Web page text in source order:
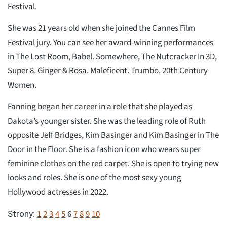
Festival.
She was 21 years old when she joined the Cannes Film
Festival jury. You can see her award-winning performances
in The Lost Room, Babel. Somewhere, The Nutcracker In 3D,
Super 8. Ginger & Rosa. Maleficent. Trumbo. 20th Century
Women.
Fanning began her career in a role that she played as
Dakota’s younger sister. She was the leading role of Ruth
opposite Jeff Bridges, Kim Basinger and Kim Basinger in The
Door in the Floor. She is a fashion icon who wears super
feminine clothes on the red carpet. She is open to trying new
looks and roles. She is one of the most sexy young
Hollywood actresses in 2022.
Strony: 12345678910